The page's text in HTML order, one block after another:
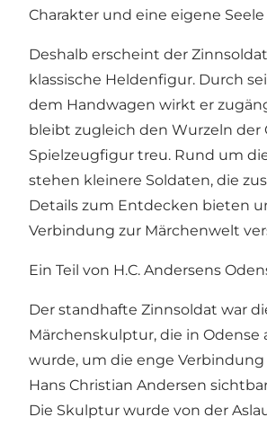
Charakter und eine eigene
Deshalb erscheint der
klassische Heldenfigur. Durch
dem Handwagen wirkt er
bleibt zugleich den Wurzeln der
Spielzeugfigur treu. Rund um
stehen kleinere Soldaten, die
Details zum Entdecken bieten
Verbindung zur Märchenwelt
Ein Teil von H.C. Andersens
Der standhafte Zinnsoldat war
Märchenskulptur, die in Odense
wurde, um die enge Verbindung
Hans Christian Andersen
Die Skulptur wurde von der